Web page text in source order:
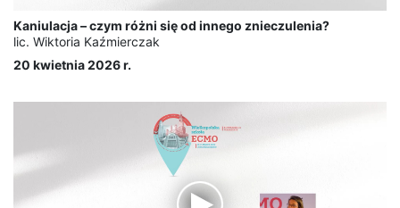
Kaniulacja – czym różni się od innego znieczulenia?
lic. Wiktoria Kaźmierczak
20 kwietnia 2026 r.